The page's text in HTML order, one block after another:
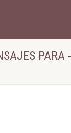
PARA